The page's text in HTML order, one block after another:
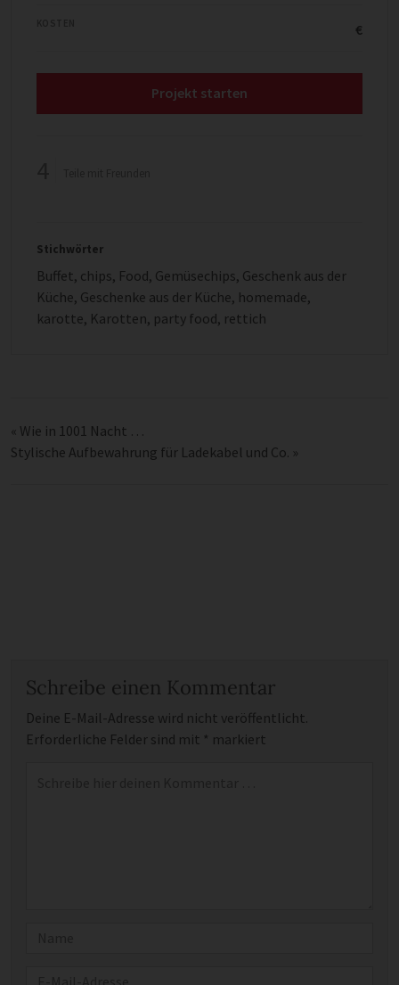
€
Projekt starten
Stichwörter
Buffet, chips, Food, Gemüsechips, Geschenk aus der
Küche, Geschenke aus der Küche, homemade,
karotte, Karotten, party food, rettich
« Wie in 1001 Nacht …
Stylische Aufbewahrung für Ladekabel und Co. »
Schreibe einen Kommentar
Deine E-Mail-Adresse wird nicht veröffentlicht.
Erforderliche Felder sind mit * markiert